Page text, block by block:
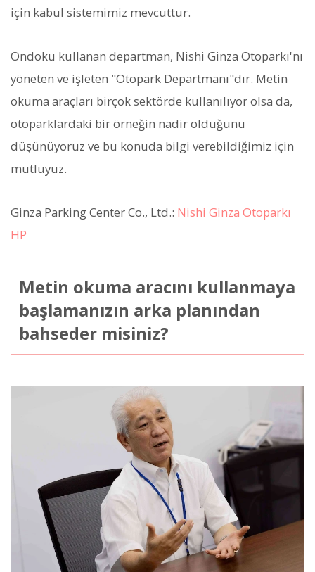
için kabul sistemimiz mevcuttur.
Ondoku kullanan departman, Nishi Ginza Otoparkı'nı
yöneten ve işleten "Otopark Departmanı"dır. Metin
okuma araçları birçok sektörde kullanılıyor olsa da,
otoparklardaki bir örneğin nadir olduğunu
düşünüyoruz ve bu konuda bilgi verebildiğimiz için
mutluyuz.
Ginza Parking Center Co., Ltd.: Nishi Ginza Otoparkı
HP
Metin okuma aracını kullanmaya
başlamanızın arka planından
bahseder misiniz?